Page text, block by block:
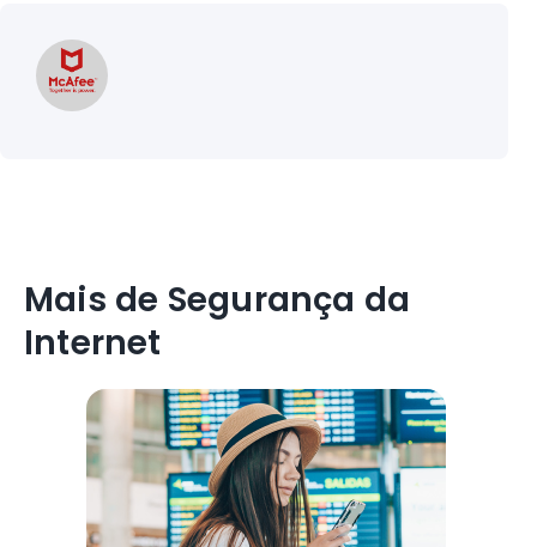
Mais de Segurança da
Internet